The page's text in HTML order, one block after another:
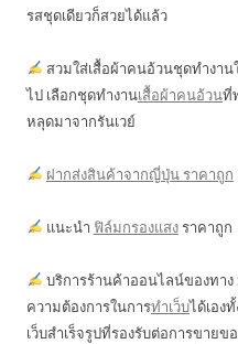
รสชุดเดียวก็สวยได้แล้ว
สวมใส่เสื้อผ้าคนอ้วนชุดทำงา
ไป เลือกชุดทำงานเสื้อผ้าคนอ้วนที่
หลุดมาจากรันเวย์
ฝากส่งสินค้าจากญี่ปุ่น ราคาถูก
แนะนำ ฟิล์มกรองแสงราคาถูก
บริการร้านค้าออนไลน์ของทาง
ความต้องการในการทำเว็บได้เอง
เว็บสำเร็จรูปที่รองรับต่อการขาย